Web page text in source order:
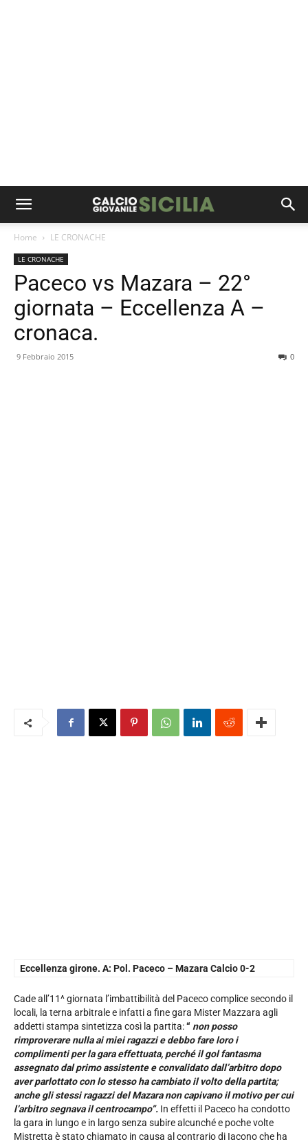
Home LE CRONACHE
LE CRONACHE
Paceco vs Mazara – 22°
giornata – Eccellenza A –
cronaca.
9 Febbraio 2015 0
Eccellenza girone. A: Pol. Paceco – Mazara Calcio 0-2
Cade all’11^ giornata l’imbattibilità del Paceco complice secondo il
locali, la terna arbitrale e infatti a fine gara Mister Mazzara agli
addetti stampa sintetizza così la partita:“ non posso
rimproverare nulla ai miei ragazzi e debbo fare loro i
complimenti per la gara effettuata, perché il gol fantasma
assegnato dal primo assistente e convalidato dall’arbitro dopo
aver parlottato con lo stesso ha cambiato il volto della partita;
anche gli stessi ragazzi del Mazara non capivano il motivo per cui
l’arbitro segnava il centrocampo”. In effetti il Paceco ha condotto
la gara in lungo e in largo senza subire alcunché e poche volte
Mistretta è stato chiamato in causa al contrario di Iacono che ha